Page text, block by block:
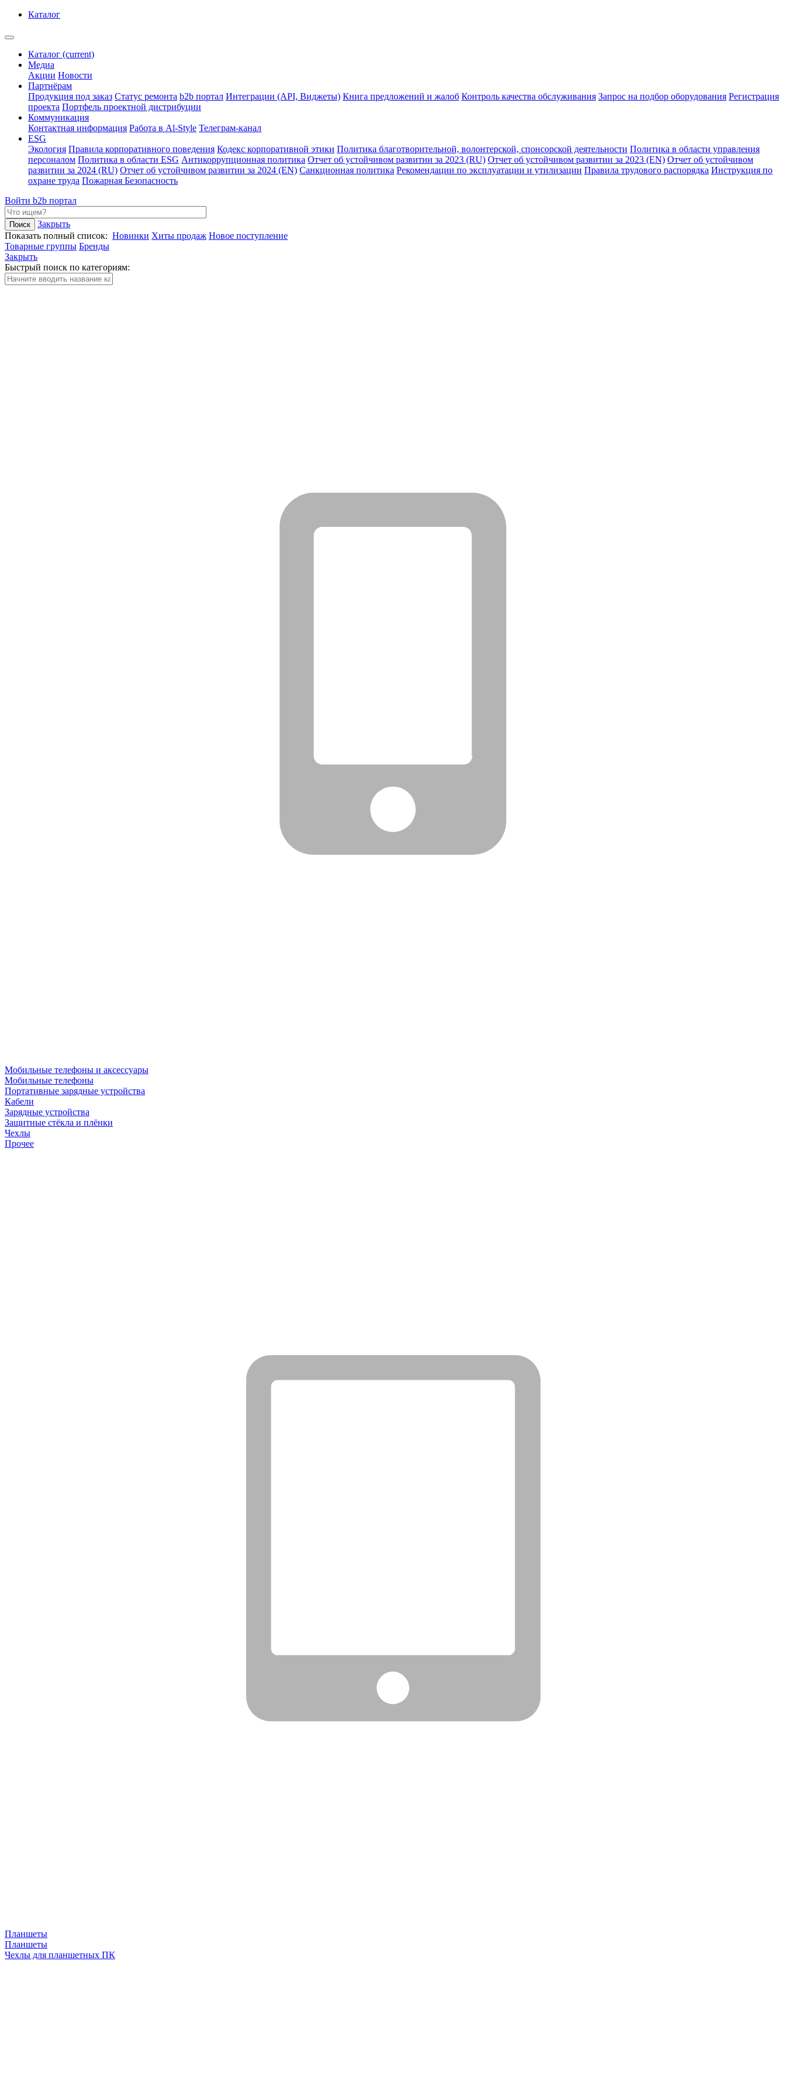
Каталог
Каталог (current)
Медиа
Акции Новости
Партнёрам
Продукция под заказ Статус ремонта b2b портал Интеграции (API, Виджеты) Книга предложений и жалоб Контроль качества обслуживания Запрос на подбор оборудования Регистрация
проекта Портфель проектной дистрибуции
Коммуникация
Контактная информация Работа в Al-Style Телеграм-канал
ESG
Экология Правила корпоративного поведения Кодекс корпоративной этики Политика благотворительной, волонтерской, спонсорской деятельности Политика в области управления
персоналом Политика в области ESG Антикоррупционная политика Отчет об устойчивом развитии за 2023 (RU) Отчет об устойчивом развитии за 2023 (EN) Отчет об устойчивом
развитии за 2024 (RU) Отчет об устойчивом развитии за 2024 (EN) Санкционная политика Рекомендации по эксплуатации и утилизации Правила трудового распорядка Инструкция по
охране труда Пожарная Безопасность
Войти b2b портал
Закрыть
Показать полный список: Новинки Хиты продаж Новое поступление
Товарные группы Бренды
Закрыть
Быстрый поиск по категориям:
Мобильные телефоны и аксессуары
Мобильные телефоны
Портативные зарядные устройства
Кабели
Зарядные устройства
Защитные стёкла и плёнки
Чехлы
Прочее
Планшеты
Планшеты
Чехлы для планшетных ПК